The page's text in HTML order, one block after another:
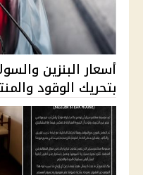
أسعار البنزين
بتحريك الوقود